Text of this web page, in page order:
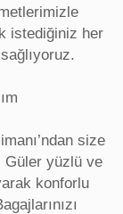
istediğiniz her
size
Güler yüzlü ve
konforlu